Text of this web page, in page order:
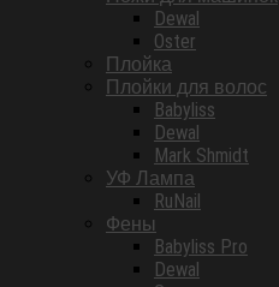
Dewal
Oster
Плойка
Плойки для волос
Babyliss
Dewal
Mark Shmidt
УФ Лампа
RuNail
Фены
Babyliss Pro
Dewal